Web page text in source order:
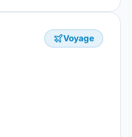
Voyage